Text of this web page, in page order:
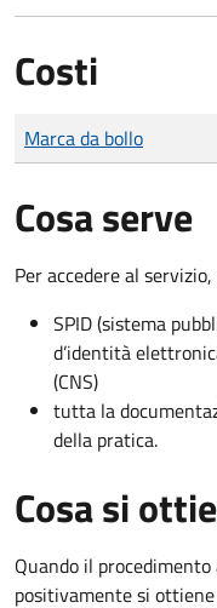
Costi
Tipo di pagamento
Importo
Marca da bollo
Cosa serve
Per accedere al
SPID (sistema
d’identità
(CNS)
tutta la
della pratica.
Cosa si
Quando il
positivamente si